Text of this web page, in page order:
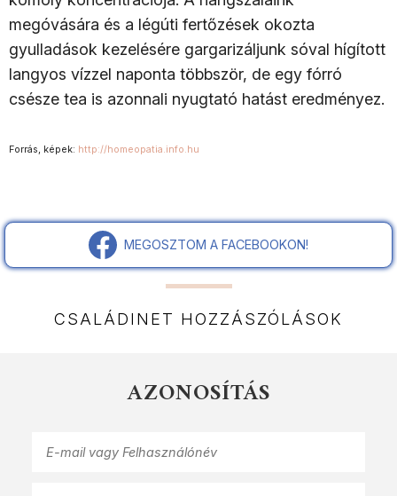
megóvására és a légúti fertőzések okozta
gyulladások kezelésére gargarizáljunk sóval hígított
langyos vízzel naponta többször, de egy fórró
csésze tea is azonnali nyugtató hatást eredményez.
Forrás, képek: http://homeopatia.info.hu
MEGOSZTOM A FACEBOOKON!
CSALÁDINET HOZZÁSZÓLÁSOK
AZONOSÍTÁS